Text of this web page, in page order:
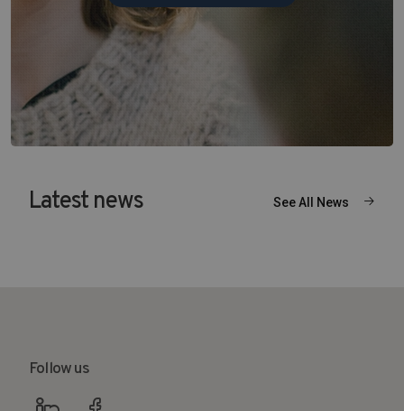
Latest news See All News
Follow us